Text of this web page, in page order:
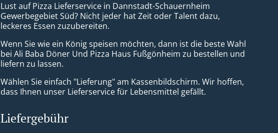
Lust auf Pizza Lieferservice in Dannstadt-Schauernheim
Gewerbegebiet Süd? Nicht jeder hat Zeit oder Talent dazu,
leckeres Essen zuzubereiten.
Wenn Sie wie ein König speisen möchten, dann ist die beste Wahl
bei Ali Baba Döner Und Pizza Haus Fußgönheim zu bestellen und
liefern zu lassen.
Wählen Sie einfach "Lieferung" am Kassenbildschirm. Wir hoffen,
dass Ihnen unser Lieferservice für Lebensmittel gefällt.
Liefergebühr